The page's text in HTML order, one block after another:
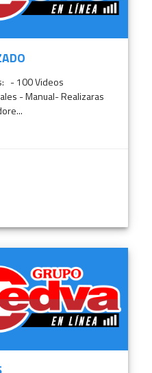
- 100 Videos
- Manual- Realizaras